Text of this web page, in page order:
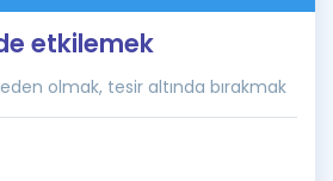
etkilemek
olmak, tesir altında bırakmak